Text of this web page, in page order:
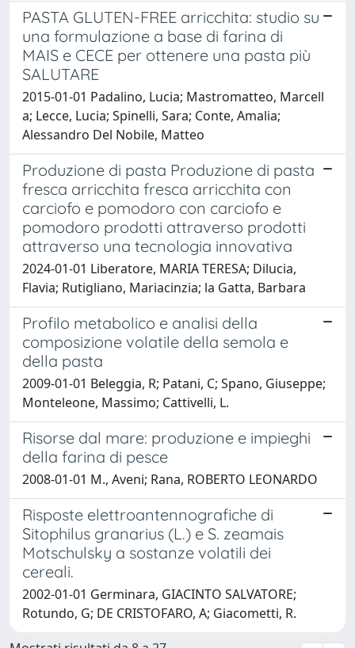
PASTA GLUTEN-FREE arricchita: studio su
una formulazione a base di farina di
MAIS e CECE per ottenere una pasta più
SALUTARE
2015-01-01 Padalino, Lucia; Mastromatteo, Marcell
a; Lecce, Lucia; Spinelli, Sara; Conte, Amalia;
Alessandro Del Nobile, Matteo
Produzione di pasta Produzione di pasta
fresca arricchita fresca arricchita con
carciofo e pomodoro con carciofo e
pomodoro prodotti attraverso prodotti
attraverso una tecnologia innovativa
2024-01-01 Liberatore, MARIA TERESA; Dilucia,
Flavia; Rutigliano, Mariacinzia; la Gatta, Barbara
Profilo metabolico e analisi della
composizione volatile della semola e
della pasta
2009-01-01 Beleggia, R; Patani, C; Spano, Giuseppe;
Monteleone, Massimo; Cattivelli, L.
Risorse dal mare: produzione e impieghi
della farina di pesce
2008-01-01 M., Aveni; Rana, ROBERTO LEONARDO
Risposte elettroantennografiche di
Sitophilus granarius (L.) e S. zeamais
Motschulsky a sostanze volatili dei
cereali.
2002-01-01 Germinara, GIACINTO SALVATORE;
Rotundo, G; DE CRISTOFARO, A; Giacometti, R.